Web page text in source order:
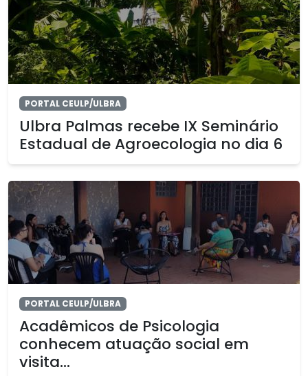
PORTAL CEULP/ULBRA
Ulbra Palmas recebe IX Seminário
Estadual de Agroecologia no dia 6
PORTAL CEULP/ULBRA
Acadêmicos de Psicologia
conhecem atuação social em
visita...